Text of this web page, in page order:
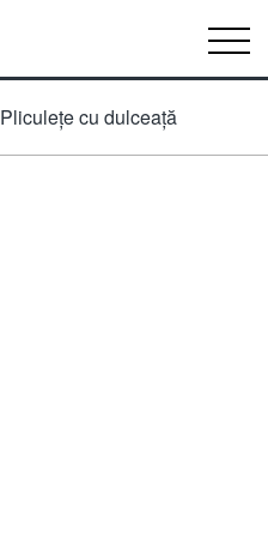
Pliculeţe cu dulceaţă